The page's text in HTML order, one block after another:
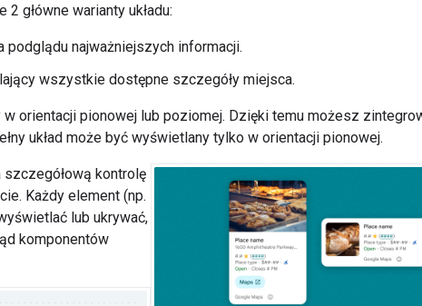
2 główne warianty układu:
podglądu najważniejszych informacji.
wszystkie dostępne szczegóły miejsca.
w orientacji pionowej lub poziomej. Dzięki temu możesz
układ może być wyświetlany tylko w orientacji pionowej.
szczegółową kontrolę
Każdy element (np.
lub ukrywać,
komponentów